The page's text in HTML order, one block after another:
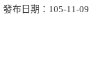
發布日期：105-11-09